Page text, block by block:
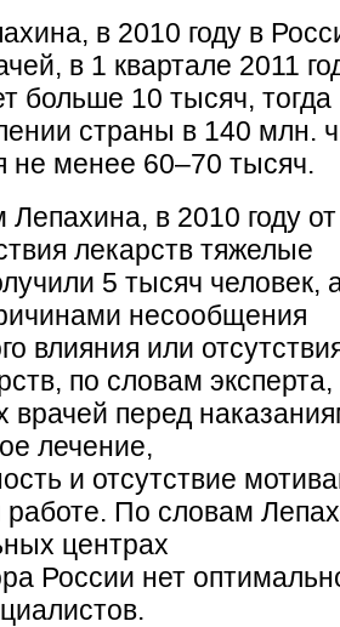
в 2010 году в
в 1 квартале 2011
больше 10 тысяч,
страны в 140 млн.
не менее 60–70 тысяч.
в 2010 году от
лекарств тяжелые
5 тысяч человек,
несообщения
влияния или
по словам эксперта,
врачей перед
лечение,
и отсутствие
работе. По словам
центрах
России нет